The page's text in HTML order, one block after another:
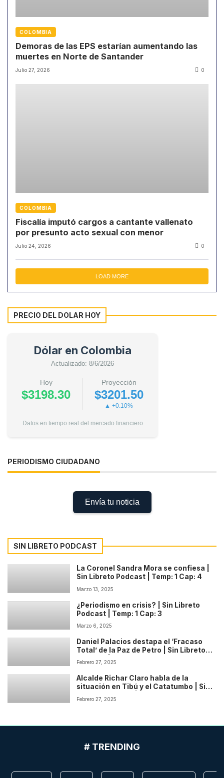
COLOMBIA
Demoras de las EPS estarían aumentando las
muertes en Norte de Santander
Julio 27, 2026 0
COLOMBIA
Fiscalía imputó cargos a cantante vallenato
por presunto acto sexual con menor
Julio 24, 2026 0
LOAD MORE
PRECIO DEL DOLAR HOY
Dólar en Colombia
Actualizado: 8/6/2026
Hoy
$3198.30
Proyección
$3201.50
▲ +0.10%
Datos en tiempo real del mercado financiero
PERIODISMO CIUDADANO
Envía tu noticia
SIN LIBRETO PODCAST
La Coronel Sandra Mora se confiesa |
Sin Libreto Podcast | Temp: 1 Cap: 4
Marzo 13, 2025
¿Periodismo en crisis? | Sin Libreto
Podcast | Temp: 1 Cap: 3
Marzo 6, 2025
Daniel Palacios destapa el ‘Fracaso
Total’ de la Paz de Petro | Sin Libreto
Podcast | Temp: 1 Cap: 2
Febrero 27, 2025
Alcalde Richar Claro habla de la
situación en Tibú y el Catatumbo | Sin
Libreto Podcast | Temp: 1 Cap: 1
Febrero 27, 2025
# TRENDING